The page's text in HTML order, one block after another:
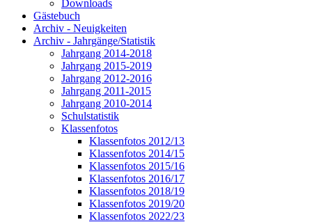
Downloads
Gästebuch
Archiv - Neuigkeiten
Archiv - Jahrgänge/Statistik
Jahrgang 2014-2018
Jahrgang 2015-2019
Jahrgang 2012-2016
Jahrgang 2011-2015
Jahrgang 2010-2014
Schulstatistik
Klassenfotos
Klassenfotos 2012/13
Klassenfotos 2014/15
Klassenfotos 2015/16
Klassenfotos 2016/17
Klassenfotos 2018/19
Klassenfotos 2019/20
Klassenfotos 2022/23